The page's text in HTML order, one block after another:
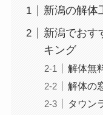
新潟の解体
新潟でおす
キング
解体無
解体の
タウン